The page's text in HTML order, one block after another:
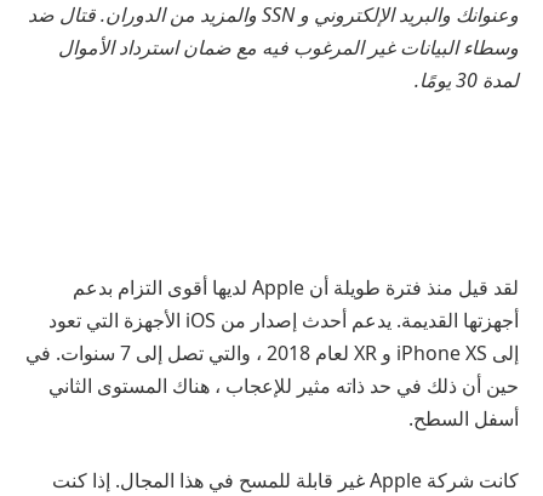
وعنوانك والبريد الإلكتروني و SSN والمزيد من الدوران. قتال ضد
وسطاء البيانات غير المرغوب فيه مع ضمان استرداد الأموال
لمدة 30 يومًا.
لقد قيل منذ فترة طويلة أن Apple لديها أقوى التزام بدعم
أجهزتها القديمة. يدعم أحدث إصدار من iOS الأجهزة التي تعود
إلى iPhone XS و XR لعام 2018 ، والتي تصل إلى 7 سنوات. في
حين أن ذلك في حد ذاته مثير للإعجاب ، هناك المستوى الثاني
أسفل السطح.
كانت شركة Apple غير قابلة للمسح في هذا المجال. إذا كنت